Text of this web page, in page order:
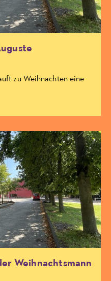
zu Weihnachten eine
Weihnachtsmann